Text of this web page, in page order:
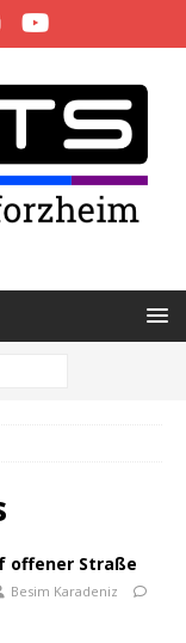
offener Straße
Besim Karadeniz